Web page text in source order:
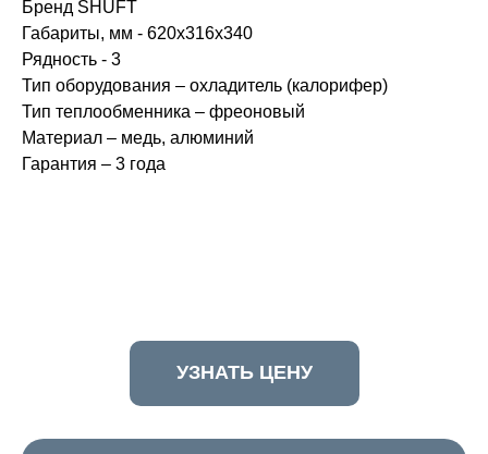
Бренд SHUFT
Габариты, мм - 620x316x340
Рядность - 3
Тип оборудования – охладитель (калорифер)
Тип теплообменника – фреоновый
Материал – медь, алюминий
Гарантия – 3 года
УЗНАТЬ ЦЕНУ